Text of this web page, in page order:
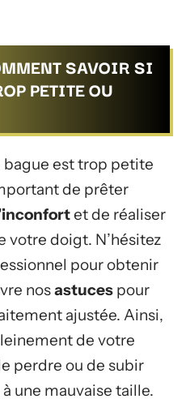
SAVOIR SI
PETITE OU
bague est trop petite
de prêter
et de réaliser
votre doigt. N’hésitez
pour obtenir
nosastuces pour
ajustée. Ainsi,
de votre
perdre ou de subir
une mauvaise taille.